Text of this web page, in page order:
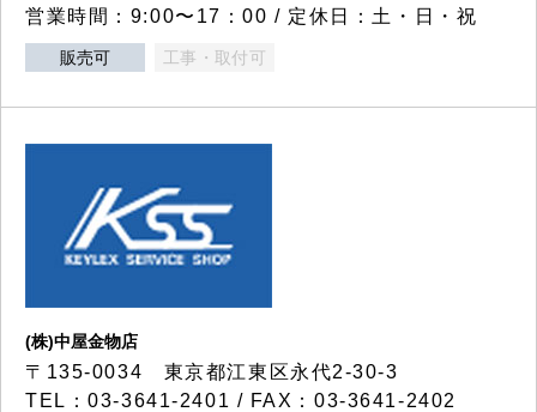
営業時間：9:00〜17：00 / 定休日：土・日・祝
販売可 工事・取付可
(株)中屋金物店
〒135-0034 東京都江東区永代2-30-3
TEL：03-3641-2401 / FAX：03-3641-2402